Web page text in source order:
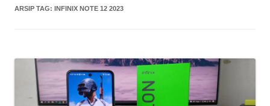
ARSIP TAG: INFINIX NOTE 12 2023